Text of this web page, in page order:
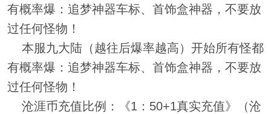
有概率爆：追梦神器车标、首饰盒神器，不要放
过任何怪物！
本服九大陆（越往后爆率越高）开始所有怪都
有概率爆：追梦神器车标、首饰盒神器，不要放
过任何怪物！
沧涯币充值比例：《1：50+1真实充值》（沧